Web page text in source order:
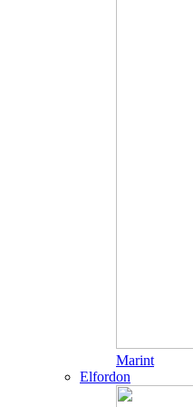
Marint
Elfordon